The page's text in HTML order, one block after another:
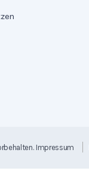
Impressum